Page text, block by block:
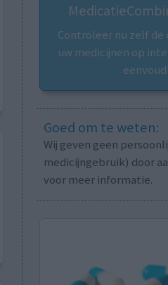
Controleer nu zelf de
uw medicijnen op
Goed om te weten:
Wij geven geen
medicijngebruik) door
voor meer informatie.